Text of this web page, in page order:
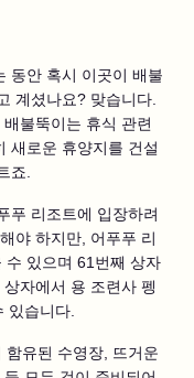
동안 혹시 이곳이 배불
계셨나요? 맞습니다.
불뚝이는 휴식 관련
새로운 휴양지를 건설
죠.
푸 리조트에 입장하려
야 하지만, 어푸푸 리
수 있으며 61번째 상자
자에서 용 조련사 펭
있습니다.
유된 수영장, 뜨거운